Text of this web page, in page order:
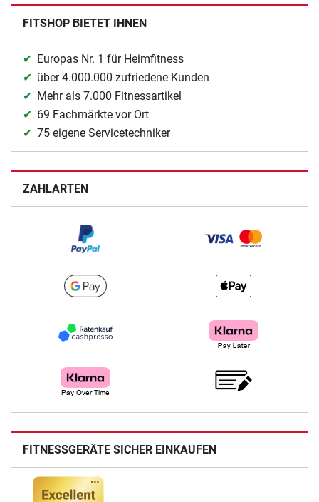
FITSHOP BIETET IHNEN
Europas Nr. 1 für Heimfitness
über 4.000.000 zufriedene Kunden
Mehr als 7.000 Fitnessartikel
69 Fachmärkte vor Ort
75 eigene Servicetechniker
ZAHLARTEN
FITNESSGERÄTE SICHER EINKAUFEN